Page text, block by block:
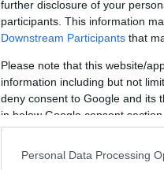
further disclosure of your
participants. This information
Downstream Participants that
Please note that this website/
information including but not
deny consent to Google and its
in below Google consent section.
Personal Data Processing